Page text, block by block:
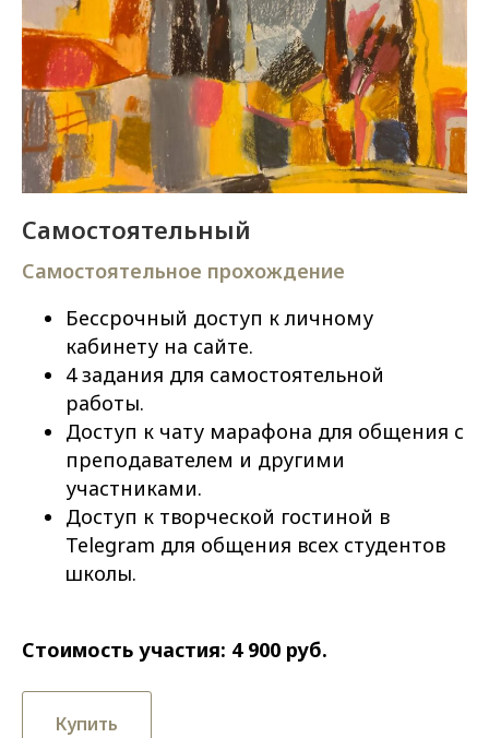
Самостоятельный
Самостоятельное прохождение
Бессрочный доступ к личному
кабинету на сайте.
4 задания для самостоятельной
работы.
Доступ к чату марафона для общения с
преподавателем и другими
участниками.
Доступ к творческой гостиной в
Telegram для общения всех студентов
школы.
Стоимость участия: 4 900 руб.
Купить